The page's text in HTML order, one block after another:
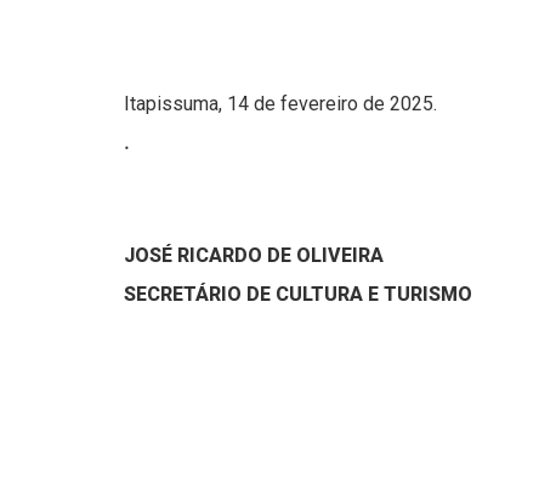
Itapissuma, 14 de fevereiro de 2025.
.
JOSÉ RICARDO DE OLIVEIRA
SECRETÁRIO DE CULTURA E TURISMO